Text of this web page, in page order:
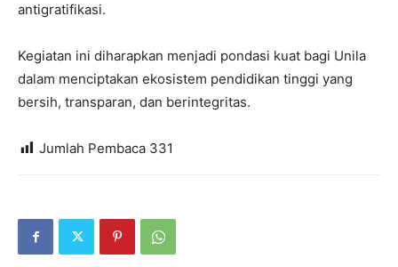
antigratifikasi.
Kegiatan ini diharapkan menjadi pondasi kuat bagi Unila
dalam menciptakan ekosistem pendidikan tinggi yang
bersih, transparan, dan berintegritas.
Jumlah Pembaca 331